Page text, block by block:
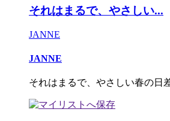
それはまるで、やさしい...
JANNE
JANNE
それはまるで、やさしい春の日